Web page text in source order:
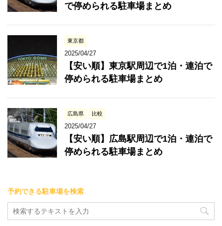
で停められる駐車場まとめ
東京都
2025/04/27
【安い順】東京駅周辺で1泊・連泊で
停められる駐車場まとめ
広島県 比較
2025/04/27
【安い順】広島駅周辺で1泊・連泊で
停められる駐車場まとめ
予約できる駐車場を検索